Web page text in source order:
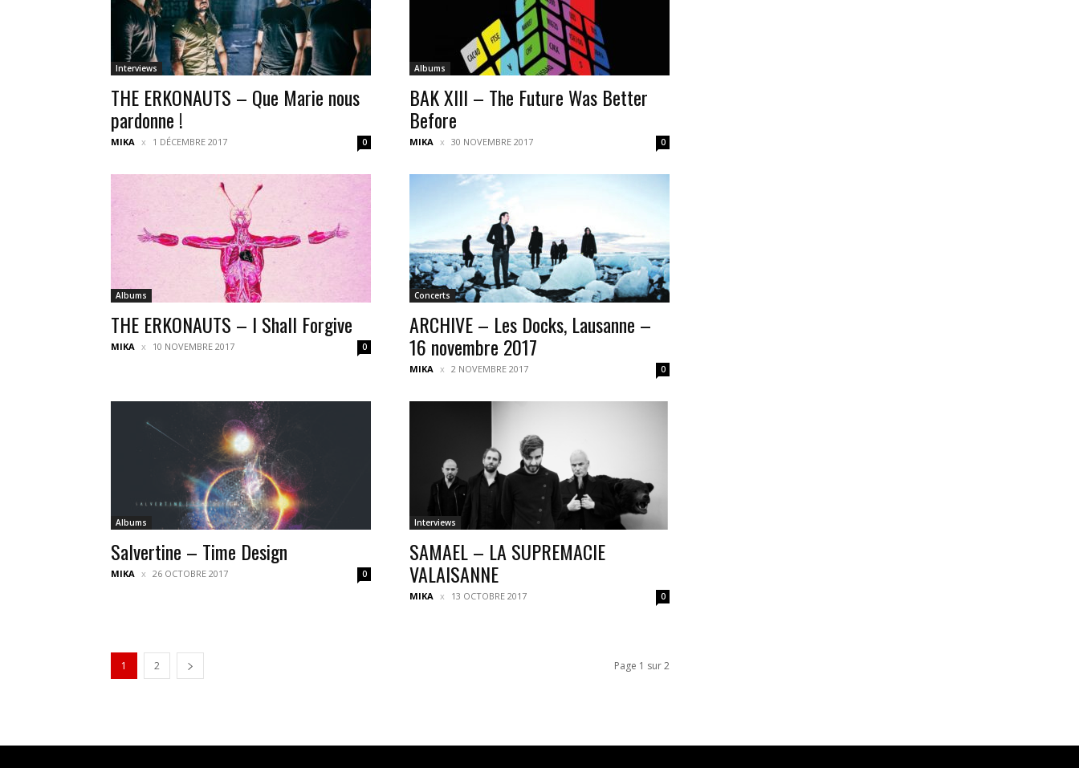
Interviews
THE ERKONAUTS – Que Marie nous
pardonne !
MIKA 1 DÉCEMBRE 2017 0
Albums
BAK XIII – The Future Was Better
Before
MIKA 30 NOVEMBRE 2017 0
Albums
THE ERKONAUTS – I Shall Forgive
MIKA 10 NOVEMBRE 2017 0
Concerts
ARCHIVE – Les Docks, Lausanne –
16 novembre 2017
MIKA 2 NOVEMBRE 2017 0
Albums
Salvertine – Time Design
MIKA 26 OCTOBRE 2017 0
Interviews
SAMAEL – LA SUPREMACIE
VALAISANNE
MIKA 13 OCTOBRE 2017 0
1 2 Page 1 sur 2